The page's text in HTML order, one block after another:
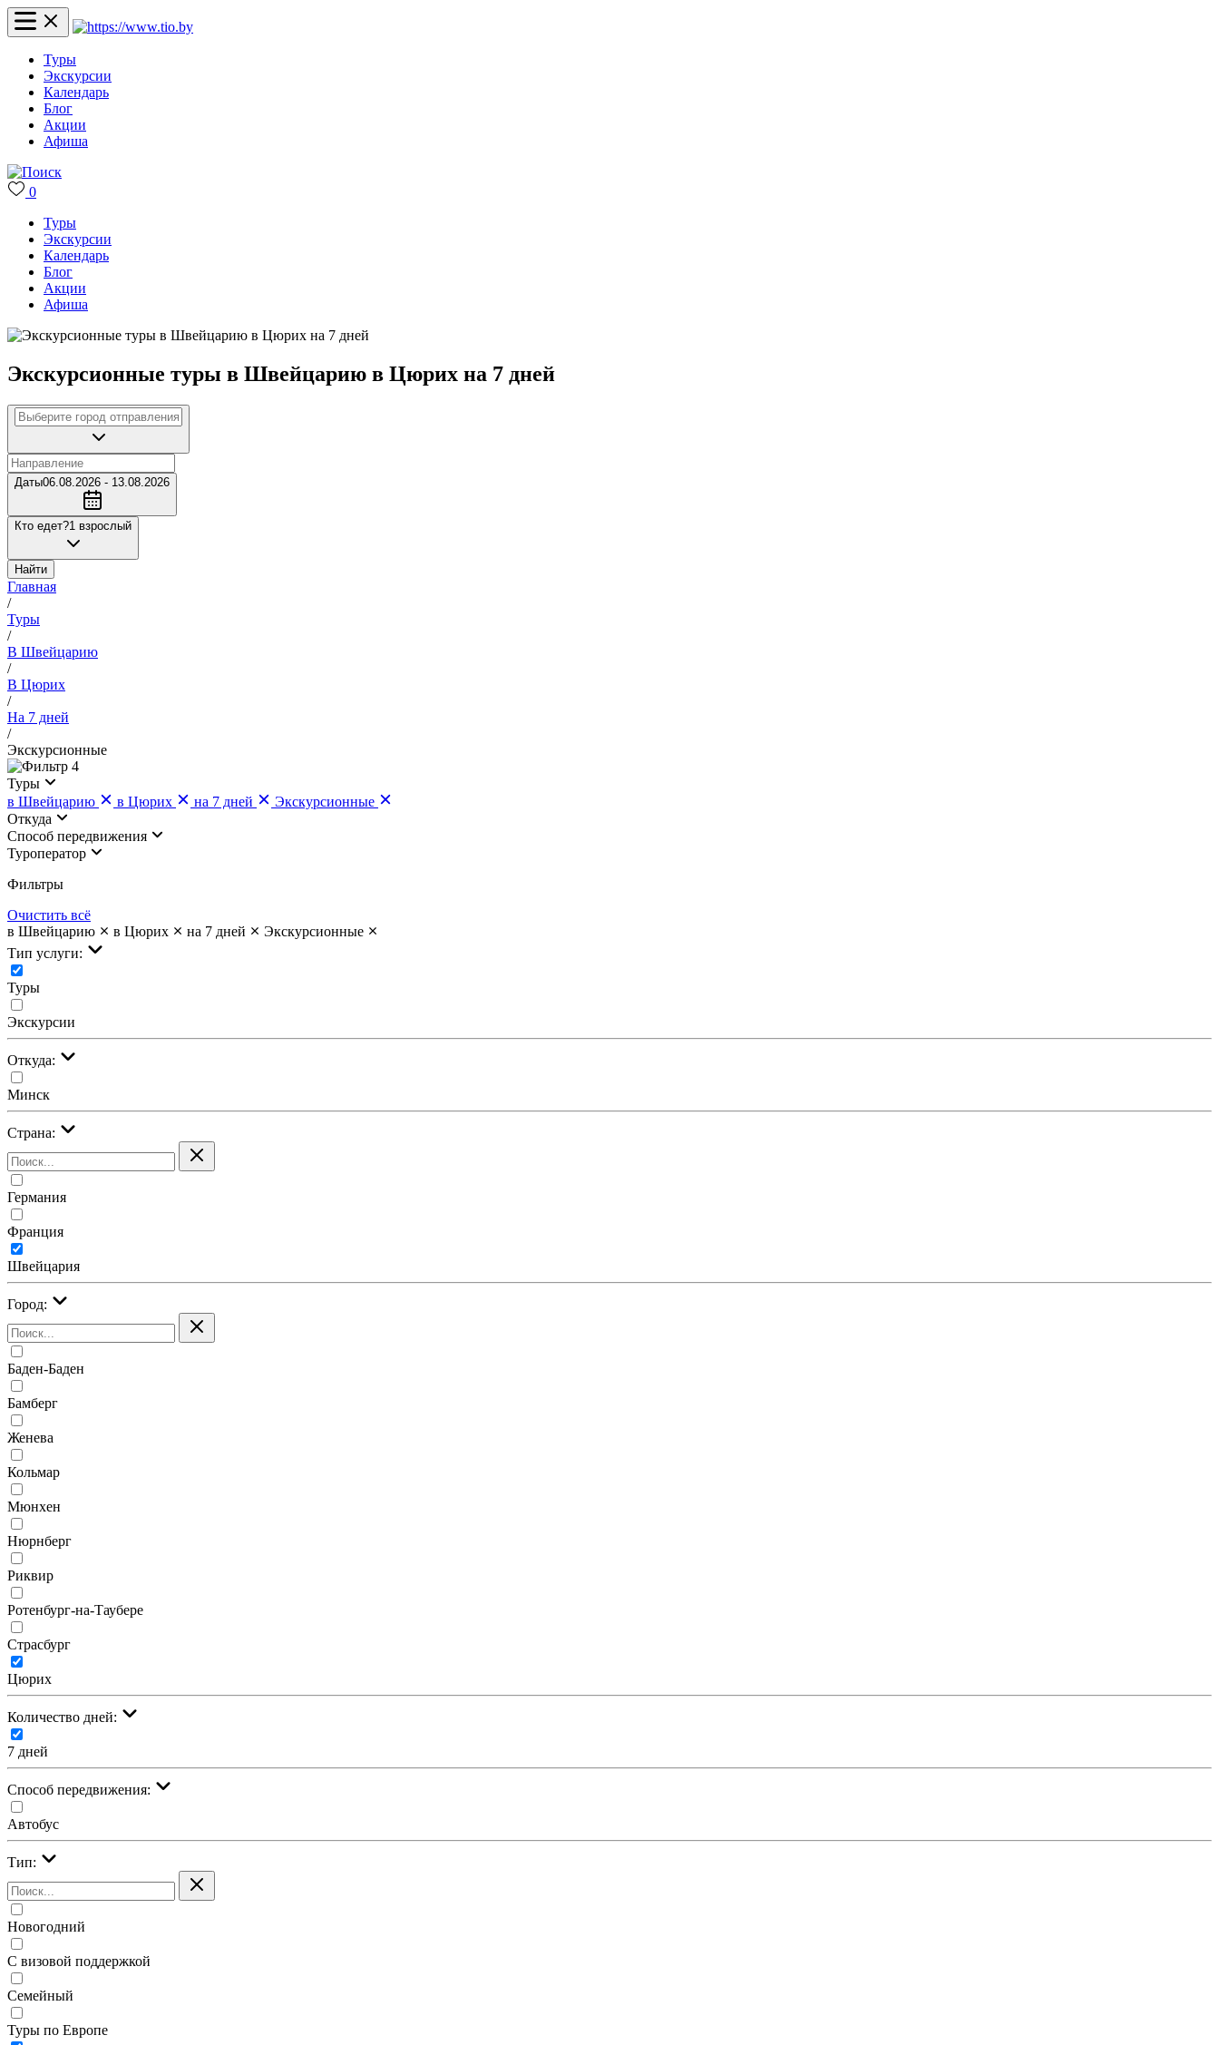
Туры
Экскурсии
Календарь
Блог
Акции
Афиша
0
Туры
Экскурсии
Календарь
Блог
Акции
Афиша
Экскурсионные туры в Швейцарию в Цюрих на 7 дней
Даты06.08.2026 - 13.08.2026
Кто едет?1 взрослый
Найти
Главная
/
Туры
/
В Швейцарию
/
В Цюрих
/
На 7 дней
/
Экскурсионные
4
Туры
в Швейцарию
в Цюрих на 7 дней
Экскурсионные
Откуда
Cпособ передвижения
Туроператор
Фильтры
Очистить всё
в Швейцарию
в Цюрих на 7 дней
Экскурсионные
Тип услуги:
Туры
Экскурсии
Откуда:
Минск
Страна:
Германия
Франция
Швейцария
Город:
Баден-Баден
Бамберг
Женева
Кольмар
Мюнхен
Нюрнберг
Риквир
Ротенбург-на-Таубере
Страсбург
Цюрих
Количество дней:
7 дней
Cпособ передвижения:
Автобус
Тип:
Новогодний
С визовой поддержкой
Семейный
Туры по Европе